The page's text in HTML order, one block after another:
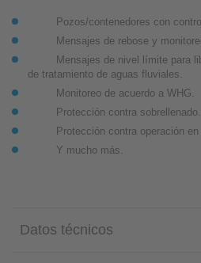
Pozos/contenedores con control
Mensajes de rebose y
Mensajes de nivel límite para
de tratamiento de aguas fluviales.
Monitoreo de acuerdo a WHG.
Protección contra sobrellenado.
Protección contra operación en
Y mucho más.
Datos técnicos